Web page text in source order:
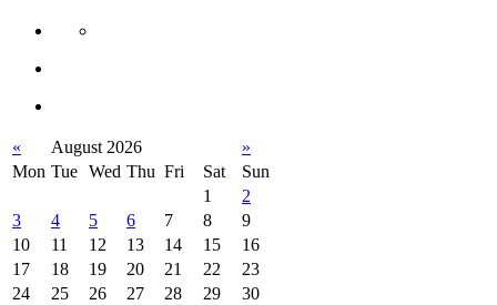
« August 2026
»
Mon Tue Wed Thu Fri Sat
Sun
1
2
3
4 5 6 7 8
9
10
11 12 13 14 15
16
17
18 19 20 21 22
23
24
25 26 27 28 29
30